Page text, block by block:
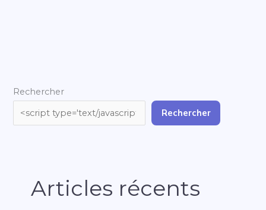
Rechercher
Rechercher
Articles récents